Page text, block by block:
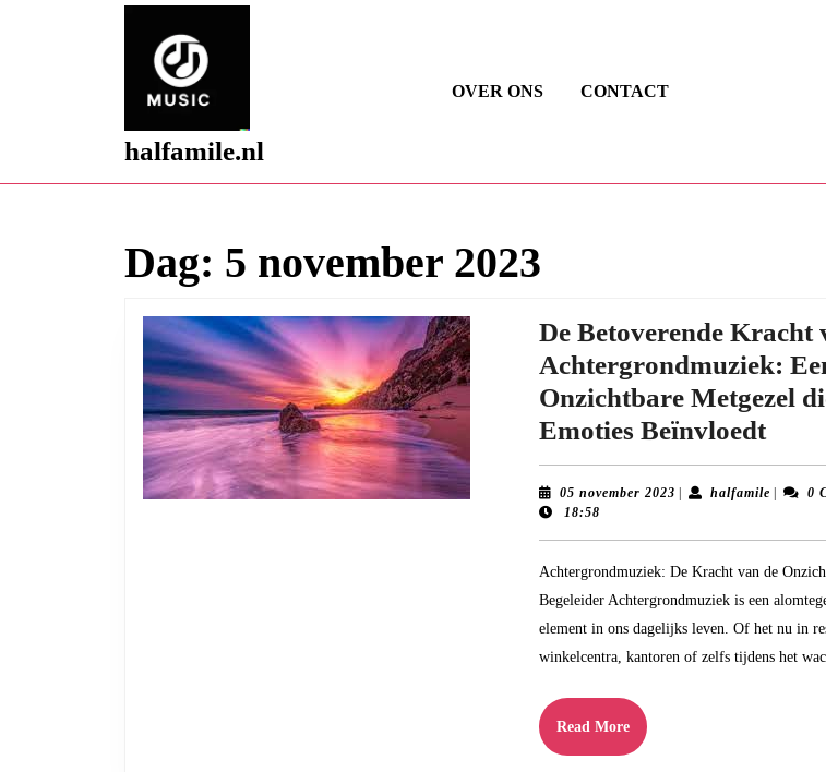
halfamile.nl
OVER ONS CONTACT
Dag: 5 november 2023
De Betoverende Kracht
Achtergrondmuziek:
Onzichtbare Metgezel
Emoties BeïnvloedtDe
Een
05 november 2023 05
halfamile 0
18:58
Achtergrondmuziek: De Kracht van de
Begeleider Achtergrondmuziek is een
element in ons dagelijks leven. Of het nu in
winkelcentra, kantoren of zelfs tijdens het
Read MoreRead
More